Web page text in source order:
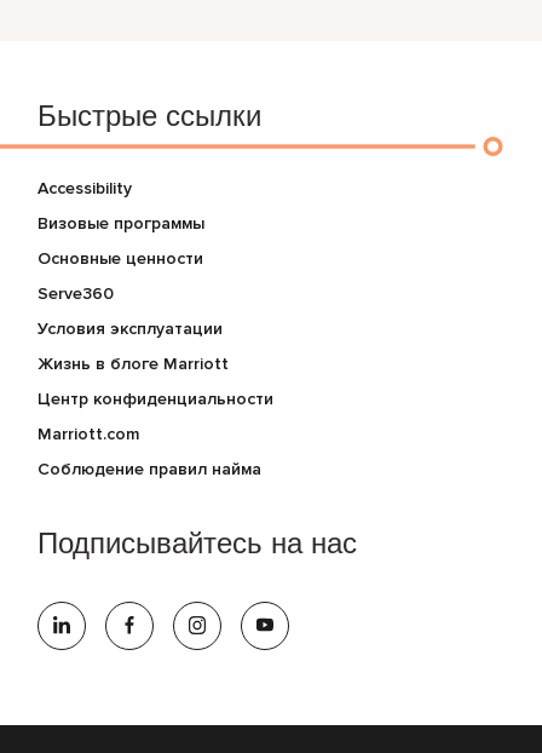
Быстрые ссылки
Accessibility
Визовые программы
Основные ценности
Serve360
Условия эксплуатации
Жизнь в блоге Marriott
Центр конфиденциальности
Marriott.com
Соблюдение правил найма
Подписывайтесь на нас